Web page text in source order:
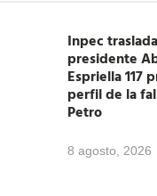
Inpec
presidente
Espriella 117
perfil de la
Petro
8 agosto, 2026